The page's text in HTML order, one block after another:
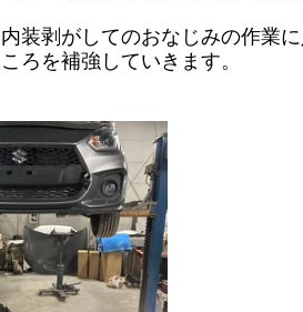
装剥がしてのおなじみの作業に
ろを補強していきます。